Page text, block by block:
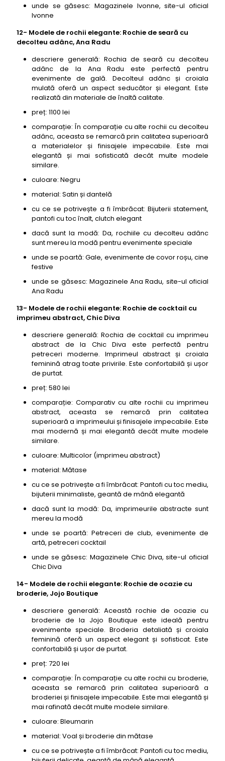
unde se găsesc: Magazinele Ivonne, site-ul oficial
Ivonne
12- Modele de rochii elegante: Rochie de seară cu
decolteu adânc, Ana Radu
descriere generală: Rochia de seară cu decolteu
adânc de la Ana Radu este perfectă pentru
evenimente de gală. Decolteul adânc și croiala
mulată oferă un aspect seducător și elegant. Este
realizată din materiale de înaltă calitate.
preț: 1100 lei
comparație: În comparație cu alte rochii cu decolteu
adânc, aceasta se remarcă prin calitatea superioară
a materialelor și finisajele impecabile. Este mai
elegantă și mai sofisticată decât multe modele
similare.
culoare: Negru
material: Satin și dantelă
cu ce se potrivește a fi îmbrăcat: Bijuterii statement,
pantofi cu toc înalt, clutch elegant
dacă sunt la modă: Da, rochiile cu decolteu adânc
sunt mereu la modă pentru evenimente speciale
unde se poartă: Gale, evenimente de covor roșu, cine
festive
unde se găsesc: Magazinele Ana Radu, site-ul oficial
Ana Radu
13- Modele de rochii elegante: Rochie de cocktail cu
imprimeu abstract, Chic Diva
descriere generală: Rochia de cocktail cu imprimeu
abstract de la Chic Diva este perfectă pentru
petreceri moderne. Imprimeul abstract și croiala
feminină atrag toate privirile. Este confortabilă și ușor
de purtat.
preț: 580 lei
comparație: Comparativ cu alte rochii cu imprimeu
abstract, aceasta se remarcă prin calitatea
superioară a imprimeului și finisajele impecabile. Este
mai modernă și mai elegantă decât multe modele
similare.
culoare: Multicolor (imprimeu abstract)
material: Mătase
cu ce se potrivește a fi îmbrăcat: Pantofi cu toc mediu,
bijuterii minimaliste, geantă de mână elegantă
dacă sunt la modă: Da, imprimeurile abstracte sunt
mereu la modă
unde se poartă: Petreceri de club, evenimente de
artă, petreceri cocktail
unde se găsesc: Magazinele Chic Diva, site-ul oficial
Chic Diva
14- Modele de rochii elegante: Rochie de ocazie cu
broderie, Jojo Boutique
descriere generală: Această rochie de ocazie cu
broderie de la Jojo Boutique este ideală pentru
evenimente speciale. Broderia detaliată și croiala
feminină oferă un aspect elegant și sofisticat. Este
confortabilă și ușor de purtat.
preț: 720 lei
comparație: În comparație cu alte rochii cu broderie,
aceasta se remarcă prin calitatea superioară a
broderiei și finisajele impecabile. Este mai elegantă și
mai rafinată decât multe modele similare.
culoare: Bleumarin
material: Voal și broderie din mătase
cu ce se potrivește a fi îmbrăcat: Pantofi cu toc mediu,